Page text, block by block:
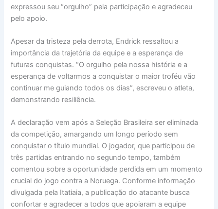
expressou seu “orgulho” pela participação e agradeceu
pelo apoio.
Apesar da tristeza pela derrota, Endrick ressaltou a
importância da trajetória da equipe e a esperança de
futuras conquistas. “O orgulho pela nossa história e a
esperança de voltarmos a conquistar o maior troféu vão
continuar me guiando todos os dias”, escreveu o atleta,
demonstrando resiliência.
A declaração vem após a Seleção Brasileira ser eliminada
da competição, amargando um longo período sem
conquistar o título mundial. O jogador, que participou de
três partidas entrando no segundo tempo, também
comentou sobre a oportunidade perdida em um momento
crucial do jogo contra a Noruega. Conforme informação
divulgada pela Itatiaia, a publicação do atacante busca
confortar e agradecer a todos que apoiaram a equipe